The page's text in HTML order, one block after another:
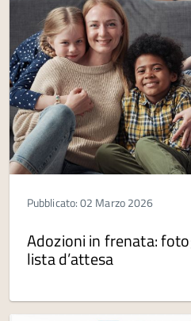
Pubblicato: 02 Marzo 2026
Adozioni in frenata:
lista d’attesa